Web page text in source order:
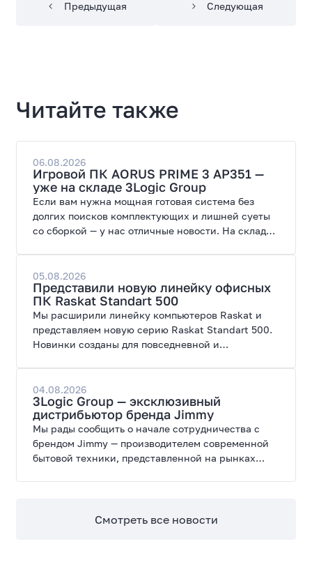
Предыдущая Следующая
Читайте также
06.08.2026
Игровой ПК AORUS PRIME 3 AP351 —
уже на складе 3Logic Group
Если вам нужна мощная готовая система без
долгих поисков комплектующих и лишней суеты
со сборкой — у нас отличные новости. На склад
современных игр и работы с нейросетями.
05.08.2026
Представили новую линейку офисных
ПК Raskat Standart 500
Мы расширили линейку компьютеров Raskat и
представляем новую серию Raskat Standart 500.
Новинки созданы для повседневной и
широкие возможности модернизации.
04.08.2026
3Logic Group — эксклюзивный
дистрибьютор бренда Jimmy
Мы рады сообщить о начале сотрудничества с
брендом Jimmy — производителем современной
бытовой техники, представленной на рынках
Смотреть все новости